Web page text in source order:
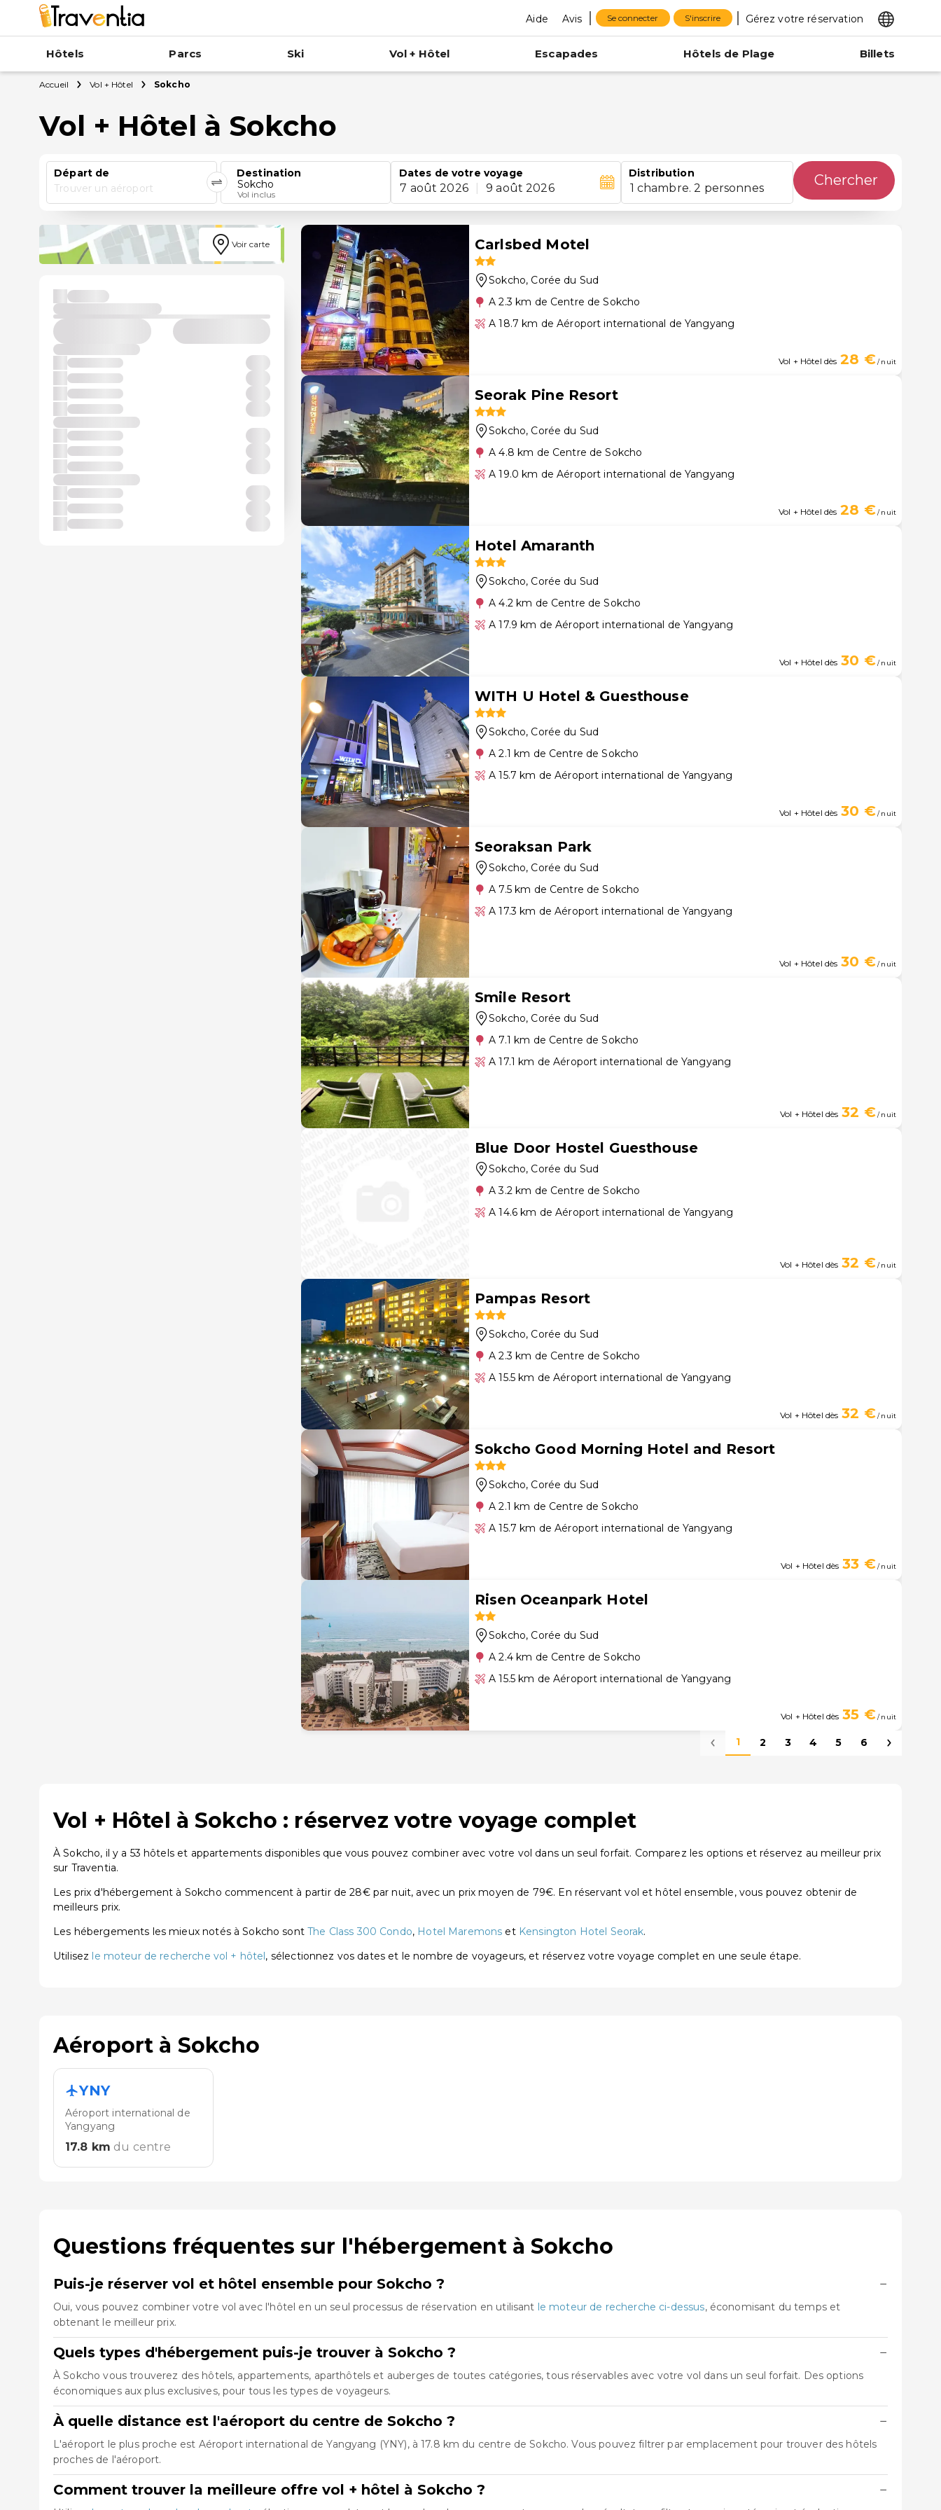
Aide Avis Se connecter S'inscrire Gérez votre réservation
Hôtels Parcs Ski Vol + Hôtel Escapades Hôtels de Plage Billets
Accueil Vol + Hôtel Sokcho
Vol + Hôtel à Sokcho
Départ de
Trouver un aéroport
Destination
Sokcho
Vol inclus
Dates de votre voyage
7 août 2026 9 août 2026
Distribution
1 chambre. 2 personnes Chercher
Voir carte Carlsbed Motel
Sokcho, Corée du Sud
A 2.3 km de Centre de Sokcho
A 18.7 km de Aéroport international de Yangyang
Vol + Hôtel dès 28 €/ nuit
Seorak Pine Resort
Sokcho, Corée du Sud
A 4.8 km de Centre de Sokcho
A 19.0 km de Aéroport international de Yangyang
Vol + Hôtel dès 28 €/ nuit
Hotel Amaranth
Sokcho, Corée du Sud
A 4.2 km de Centre de Sokcho
A 17.9 km de Aéroport international de Yangyang
Vol + Hôtel dès 30 €/ nuit
WITH U Hotel & Guesthouse
Sokcho, Corée du Sud
A 2.1 km de Centre de Sokcho
A 15.7 km de Aéroport international de Yangyang
Vol + Hôtel dès 30 €/ nuit
Seoraksan Park
Sokcho, Corée du Sud
A 7.5 km de Centre de Sokcho
A 17.3 km de Aéroport international de Yangyang
Vol + Hôtel dès 30 €/ nuit
Smile Resort
Sokcho, Corée du Sud
A 7.1 km de Centre de Sokcho
A 17.1 km de Aéroport international de Yangyang
Vol + Hôtel dès 32 €/ nuit
Blue Door Hostel Guesthouse
Sokcho, Corée du Sud
A 3.2 km de Centre de Sokcho
A 14.6 km de Aéroport international de Yangyang
Vol + Hôtel dès 32 €/ nuit
Pampas Resort
Sokcho, Corée du Sud
A 2.3 km de Centre de Sokcho
A 15.5 km de Aéroport international de Yangyang
Vol + Hôtel dès 32 €/ nuit
Sokcho Good Morning Hotel and Resort
Sokcho, Corée du Sud
A 2.1 km de Centre de Sokcho
A 15.7 km de Aéroport international de Yangyang
Vol + Hôtel dès 33 €/ nuit
Risen Oceanpark Hotel
Sokcho, Corée du Sud
A 2.4 km de Centre de Sokcho
A 15.5 km de Aéroport international de Yangyang
Vol + Hôtel dès 35 €/ nuit
1 2 3 4 5 6
Vol + Hôtel à Sokcho : réservez votre voyage complet
À Sokcho, il y a 53 hôtels et appartements disponibles que vous pouvez combiner avec votre vol dans un seul forfait. Comparez les options et réservez au meilleur prix
sur Traventia.
Les prix d'hébergement à Sokcho commencent à partir de 28€ par nuit, avec un prix moyen de 79€. En réservant vol et hôtel ensemble, vous pouvez obtenir de
meilleurs prix.
Les hébergements les mieux notés à Sokcho sontThe Class 300 Condo, Hotel Maremons et Kensington Hotel Seorak.
Utilisez le moteur de recherche vol + hôtel, sélectionnez vos dates et le nombre de voyageurs, et réservez votre voyage complet en une seule étape.
Aéroport à Sokcho
YNY
Aéroport international de
Yangyang
17.8 km du centre
Questions fréquentes sur l'hébergement à Sokcho
Puis-je réserver vol et hôtel ensemble pour Sokcho ? −
Oui, vous pouvez combiner votre vol avec l'hôtel en un seul processus de réservation en utilisant le moteur de recherche ci-dessus, économisant du temps et
obtenant le meilleur prix.
Quels types d'hébergement puis-je trouver à Sokcho ? −
À Sokcho vous trouverez des hôtels, appartements, aparthôtels et auberges de toutes catégories, tous réservables avec votre vol dans un seul forfait. Des options
économiques aux plus exclusives, pour tous les types de voyageurs.
À quelle distance est l'aéroport du centre de Sokcho ? −
L'aéroport le plus proche est Aéroport international de Yangyang (YNY), à 17.8 km du centre de Sokcho. Vous pouvez filtrer par emplacement pour trouver des hôtels
proches de l'aéroport.
Comment trouver la meilleure offre vol + hôtel à Sokcho ? −